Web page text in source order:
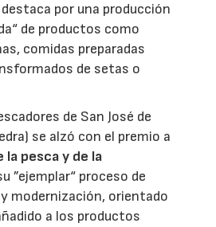
por una producción
de productos como
comidas preparadas
de setas o
de San José de
se alzó con el premio a
la pesca y de la
”ejemplar“ proceso de
modernización, orientado
a los productos